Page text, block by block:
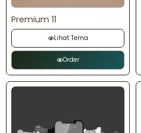
Premium 11
Lihat Tema
Order